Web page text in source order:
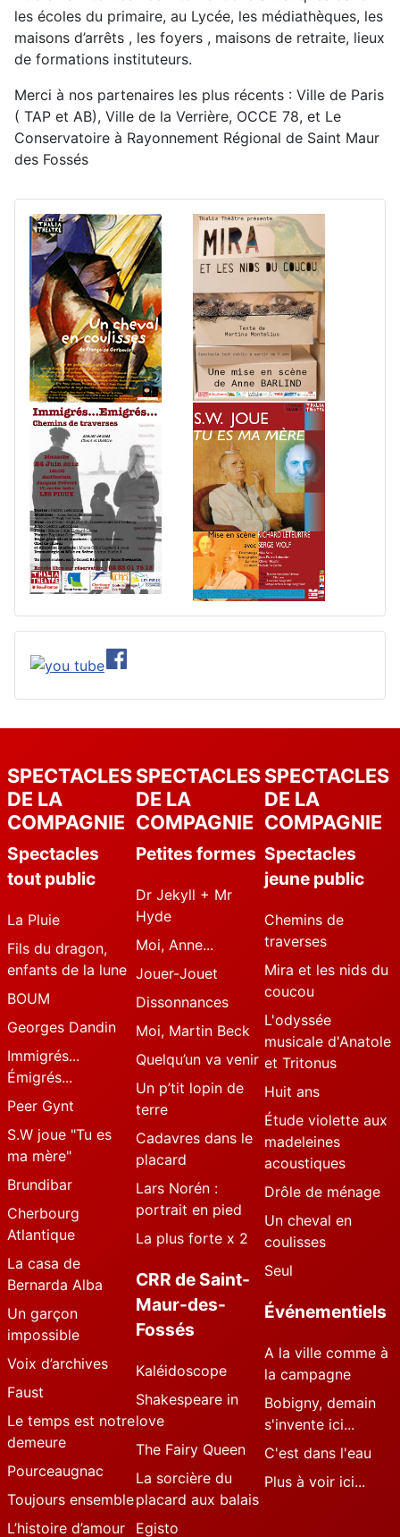
les écoles du primaire, au Lycée, les médiathèques, les
maisons d’arrêts , les foyers , maisons de retraite, lieux
de formations instituteurs.
Merci à nos partenaires les plus récents : Ville de Paris
( TAP et AB), Ville de la Verrière, OCCE 78, et Le
Conservatoire à Rayonnement Régional de Saint Maur
des Fossés
SPECTACLES
DE LA
COMPAGNIE
Spectacles
tout public
La Pluie
Fils du dragon,
enfants de la lune
BOUM
Georges Dandin
Immigrés...
Émigrés...
Peer Gynt
S.W joue "Tu es
ma mère"
Brundibar
Cherbourg
Atlantique
La casa de
Bernarda Alba
Un garçon
impossible
Voix d’archives
Faust
Le temps est notre
demeure
Pourceaugnac
Toujours ensemble
L’histoire d’amour
SPECTACLES
DE LA
COMPAGNIE
Petites formes
Dr Jekyll + Mr
Hyde
Moi, Anne...
Jouer-Jouet
Dissonnances
Moi, Martin Beck
Quelqu’un va venir
Un p’tit lopin de
terre
Cadavres dans le
placard
Lars Norén :
portrait en pied
La plus forte x 2
CRR de Saint-
Maur-des-
Fossés
Kaléidoscope
Shakespeare in
love
The Fairy Queen
La sorcière du
placard aux balais
Egisto
SPECTACLES
DE LA
COMPAGNIE
Spectacles
jeune public
Chemins de
traverses
Mira et les nids du
coucou
L'odyssée
musicale d'Anatole
et Tritonus
Huit ans
Étude violette aux
madeleines
acoustiques
Drôle de ménage
Un cheval en
coulisses
Seul
Événementiels
A la ville comme à
la campagne
Bobigny, demain
s'invente ici...
C'est dans l'eau
Plus à voir ici...